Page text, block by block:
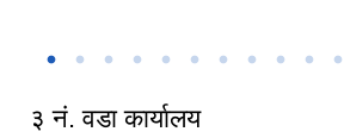
३ नं. वडा कार्यालय